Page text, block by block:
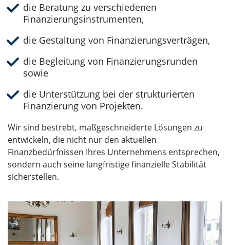
die Beratung zu verschiedenen
Finanzierungsinstrumenten,
die Gestaltung von Finanzierungsverträgen,
die Begleitung von Finanzierungsrunden
sowie
die Unterstützung bei der strukturierten
Finanzierung von Projekten.
Wir sind bestrebt, maßgeschneiderte Lösungen zu
entwickeln, die nicht nur den aktuellen
Finanzbedürfnissen Ihres Unternehmens entsprechen,
sondern auch seine langfristige finanzielle Stabilität
sicherstellen.